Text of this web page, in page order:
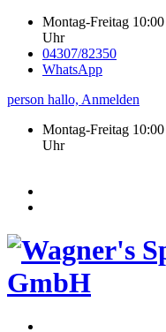
Montag-Freitag
Uhr
04307/82350
WhatsApp
person hallo, Anmelden
Montag-Freitag
Uhr